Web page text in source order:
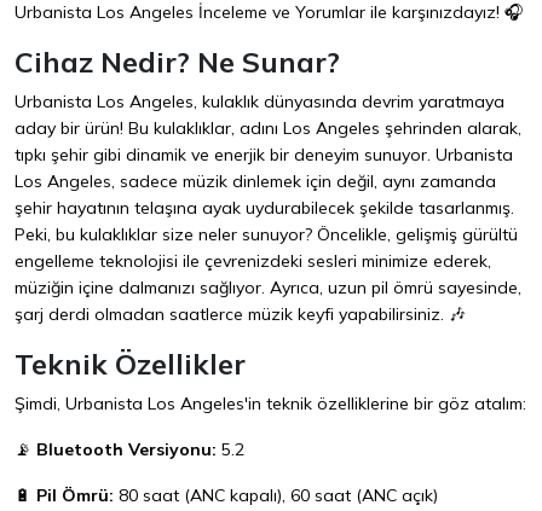
Urbanista Los Angeles İnceleme ve Yorumlar ile karşınızdayız! 🎧
Cihaz Nedir? Ne Sunar?
Urbanista Los Angeles, kulaklık dünyasında devrim yaratmaya
aday bir ürün! Bu kulaklıklar, adını Los Angeles şehrinden alarak,
tıpkı şehir gibi dinamik ve enerjik bir deneyim sunuyor. Urbanista
Los Angeles, sadece müzik dinlemek için değil, aynı zamanda
şehir hayatının telaşına ayak uydurabilecek şekilde tasarlanmış.
Peki, bu kulaklıklar size neler sunuyor? Öncelikle, gelişmiş gürültü
engelleme teknolojisi ile çevrenizdeki sesleri minimize ederek,
müziğin içine dalmanızı sağlıyor. Ayrıca, uzun pil ömrü sayesinde,
şarj derdi olmadan saatlerce müzik keyfi yapabilirsiniz. 🎶
Teknik Özellikler
Şimdi, Urbanista Los Angeles'in teknik özelliklerine bir göz atalım:
📡 Bluetooth Versiyonu: 5.2
🔋 Pil Ömrü: 80 saat (ANC kapalı), 60 saat (ANC açık)